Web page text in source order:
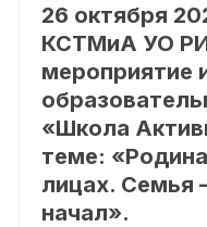
26 октября
КСТМиА УО
мероприятие
«Школа
теме:
лицах. Семья
начал».